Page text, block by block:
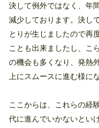
決して例外ではなく、年
減少しております。決し
とりが生じましたので再
ことも出来ましたし、こ
の機会も多くなり、発熱
上にスムースに進む様に
ここからは、これらの経
代に進んでいかないとい